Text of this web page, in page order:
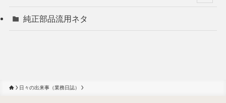
純正部品流用ネタ
日々の出来事（業務日誌）